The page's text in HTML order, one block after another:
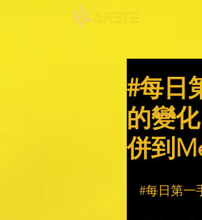
#每日
的變
併到
#每日第一